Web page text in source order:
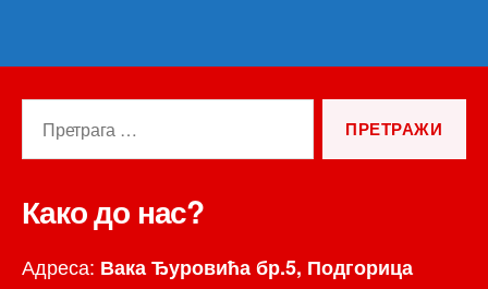
Како до нас?
Адреса: Вака Ђуровића бр.5, Подгорица